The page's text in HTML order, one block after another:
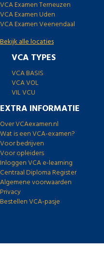
VCA Examen Terneuzen
VCA Examen Uden
VCA Examen Veenendaal
Bekijk alle locaties
VCA TYPES
VCA BASIS
VCA VOL
VIL VCU
EXTRA INFORMATIE
Over VCAexamen.nl
Wat is een VCA-examen?
Voor bedrijven
Voor opleiders
Inloggen VCA e-learning
Centraal Diploma Register
Algemene voorwaarden
Privacy
Bestellen VCA-pasje